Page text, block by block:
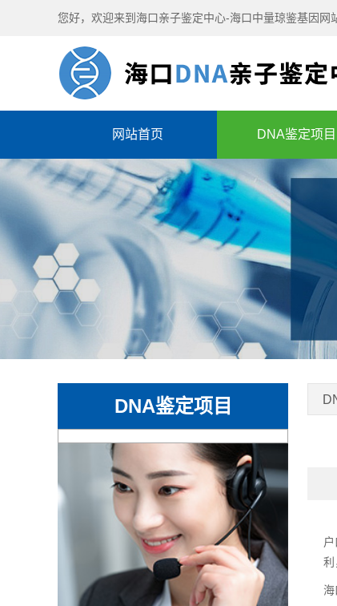
您好，欢迎来到海口亲子鉴定中心-海口中量琼鉴基因网
网站首页 DNA鉴定项目
DNA鉴定项目
利